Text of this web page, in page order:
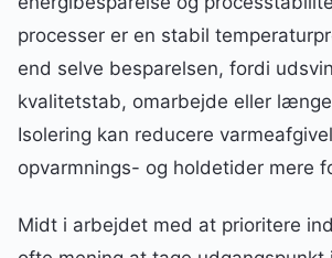
processer er en stabil
end selve besparelsen, fordi
kvalitetstab, omarbejde eller
Isolering kan reducere
opvarmnings- og holdetider mere
Midt i arbejdet med at prioritere